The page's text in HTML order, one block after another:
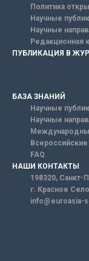
Политика
Научные
Научные
Редакционная
ПУБЛИКАЦИЯ В
БАЗА ЗНАНИЙ
Научные
Научные
FAQ
НАШИ КОНТАКТЫ
198320, Санкт-
г. Красное
info@euroasia-